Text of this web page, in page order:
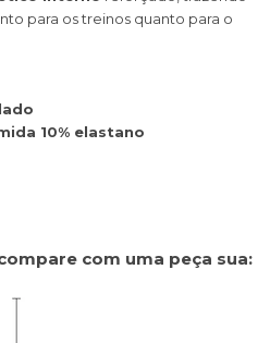
para os treinos quanto para o
10% elastano
com uma peça sua: